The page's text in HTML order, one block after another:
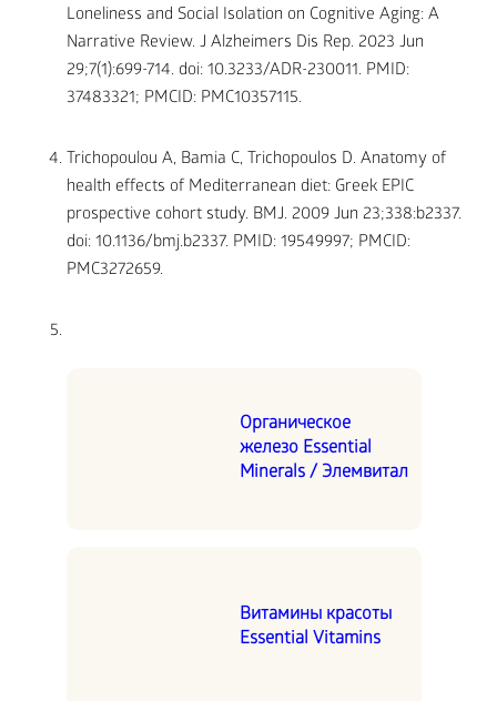
Loneliness and Social Isolation on Cognitive Aging: A
Narrative Review. J Alzheimers Dis Rep. 2023 Jun
29;7(1):699-714. doi: 10.3233/ADR-230011. PMID:
37483321; PMCID: PMC10357115.
Trichopoulou A, Bamia C, Trichopoulos D. Anatomy of
health effects of Mediterranean diet: Greek EPIC
prospective cohort study. BMJ. 2009 Jun 23;338:b2337.
doi: 10.1136/bmj.b2337. PMID: 19549997; PMCID:
PMC3272659.
Органическое
железо Essential
Minerals / Элемвитал
Витамины красоты
Essential Vitamins